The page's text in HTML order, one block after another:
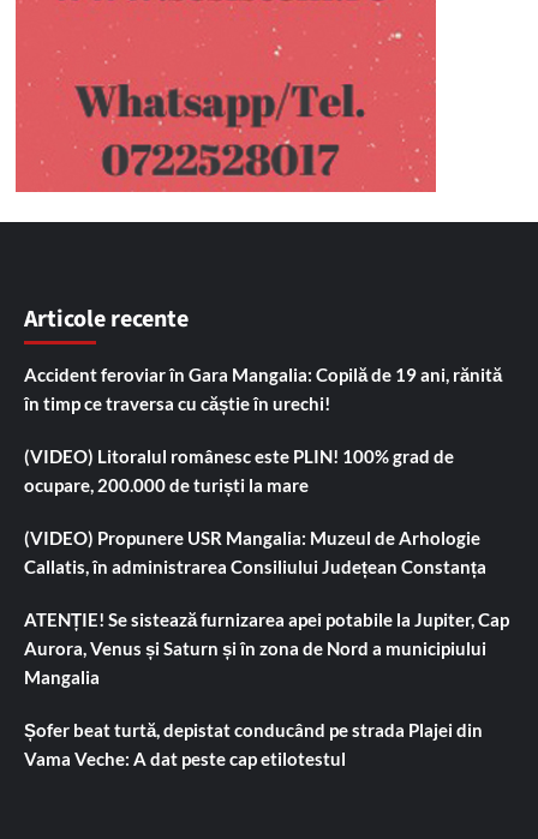
Articole recente
Accident feroviar în Gara Mangalia: Copilă de 19 ani, rănită
în timp ce traversa cu căștie în urechi!
(VIDEO) Litoralul românesc este PLIN! 100% grad de
ocupare, 200.000 de turiști la mare
(VIDEO) Propunere USR Mangalia: Muzeul de Arhologie
Callatis, în administrarea Consiliului Județean Constanța
ATENȚIE! Se sistează furnizarea apei potabile la Jupiter, Cap
Aurora, Venus și Saturn și în zona de Nord a municipiului
Mangalia
Șofer beat turtă, depistat conducând pe strada Plajei din
Vama Veche: A dat peste cap etilotestul